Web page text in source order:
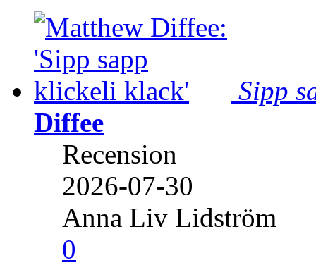
Sipp
Diffee
Recension
2026-07-30
Anna Liv Lidström
0